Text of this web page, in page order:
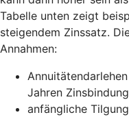
Tabelle unten zeigt
steigendem Zinssatz.
Annahmen:
Jahren
anfängliche